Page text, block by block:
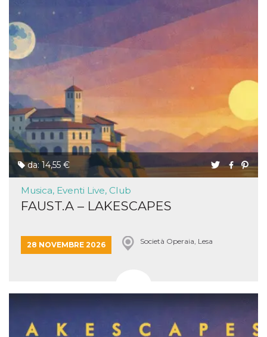
da: 14,55 €
Musica, Eventi Live, Club
FAUST.A – LAKESCAPES
28 NOVEMBRE 2026 Società Operaia, Lesa